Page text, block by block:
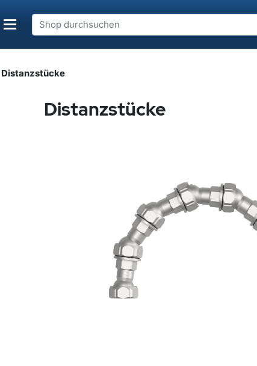
Distanzstücke
Distanzstücke